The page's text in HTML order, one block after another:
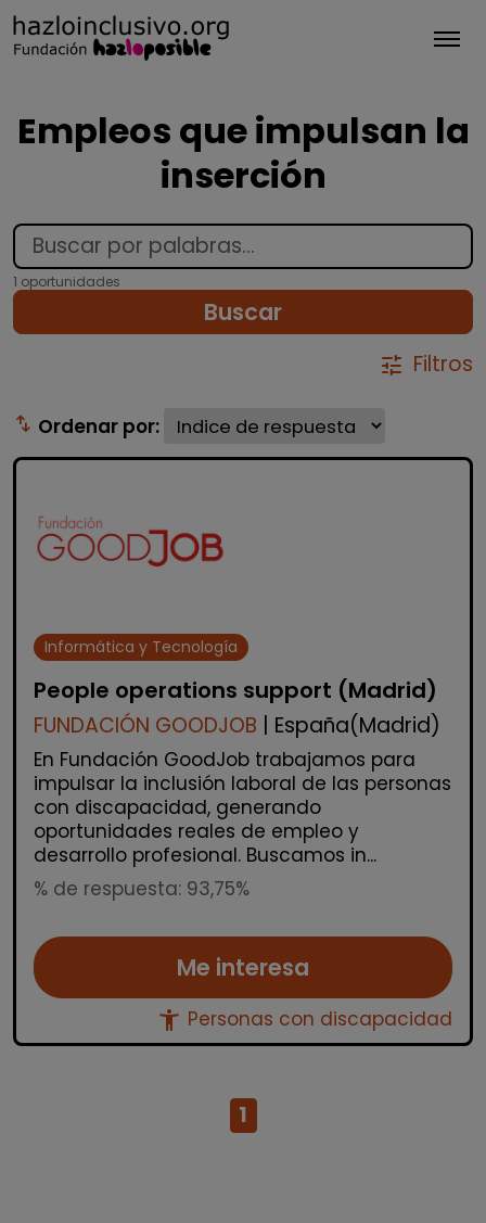
Empleos que impulsan la
inserción
1 oportunidades
Buscar
tune Filtros
swap_vert Ordenar por:
Informática y Tecnología
People operations support (Madrid)
FUNDACIÓN GOODJOB | España(Madrid)
En Fundación GoodJob trabajamos para
impulsar la inclusión laboral de las personas
con discapacidad, generando
oportunidades reales de empleo y
desarrollo profesional. Buscamos in...
% de respuesta: 93,75%
Me interesa
accessibility_new Personas con discapacidad
1